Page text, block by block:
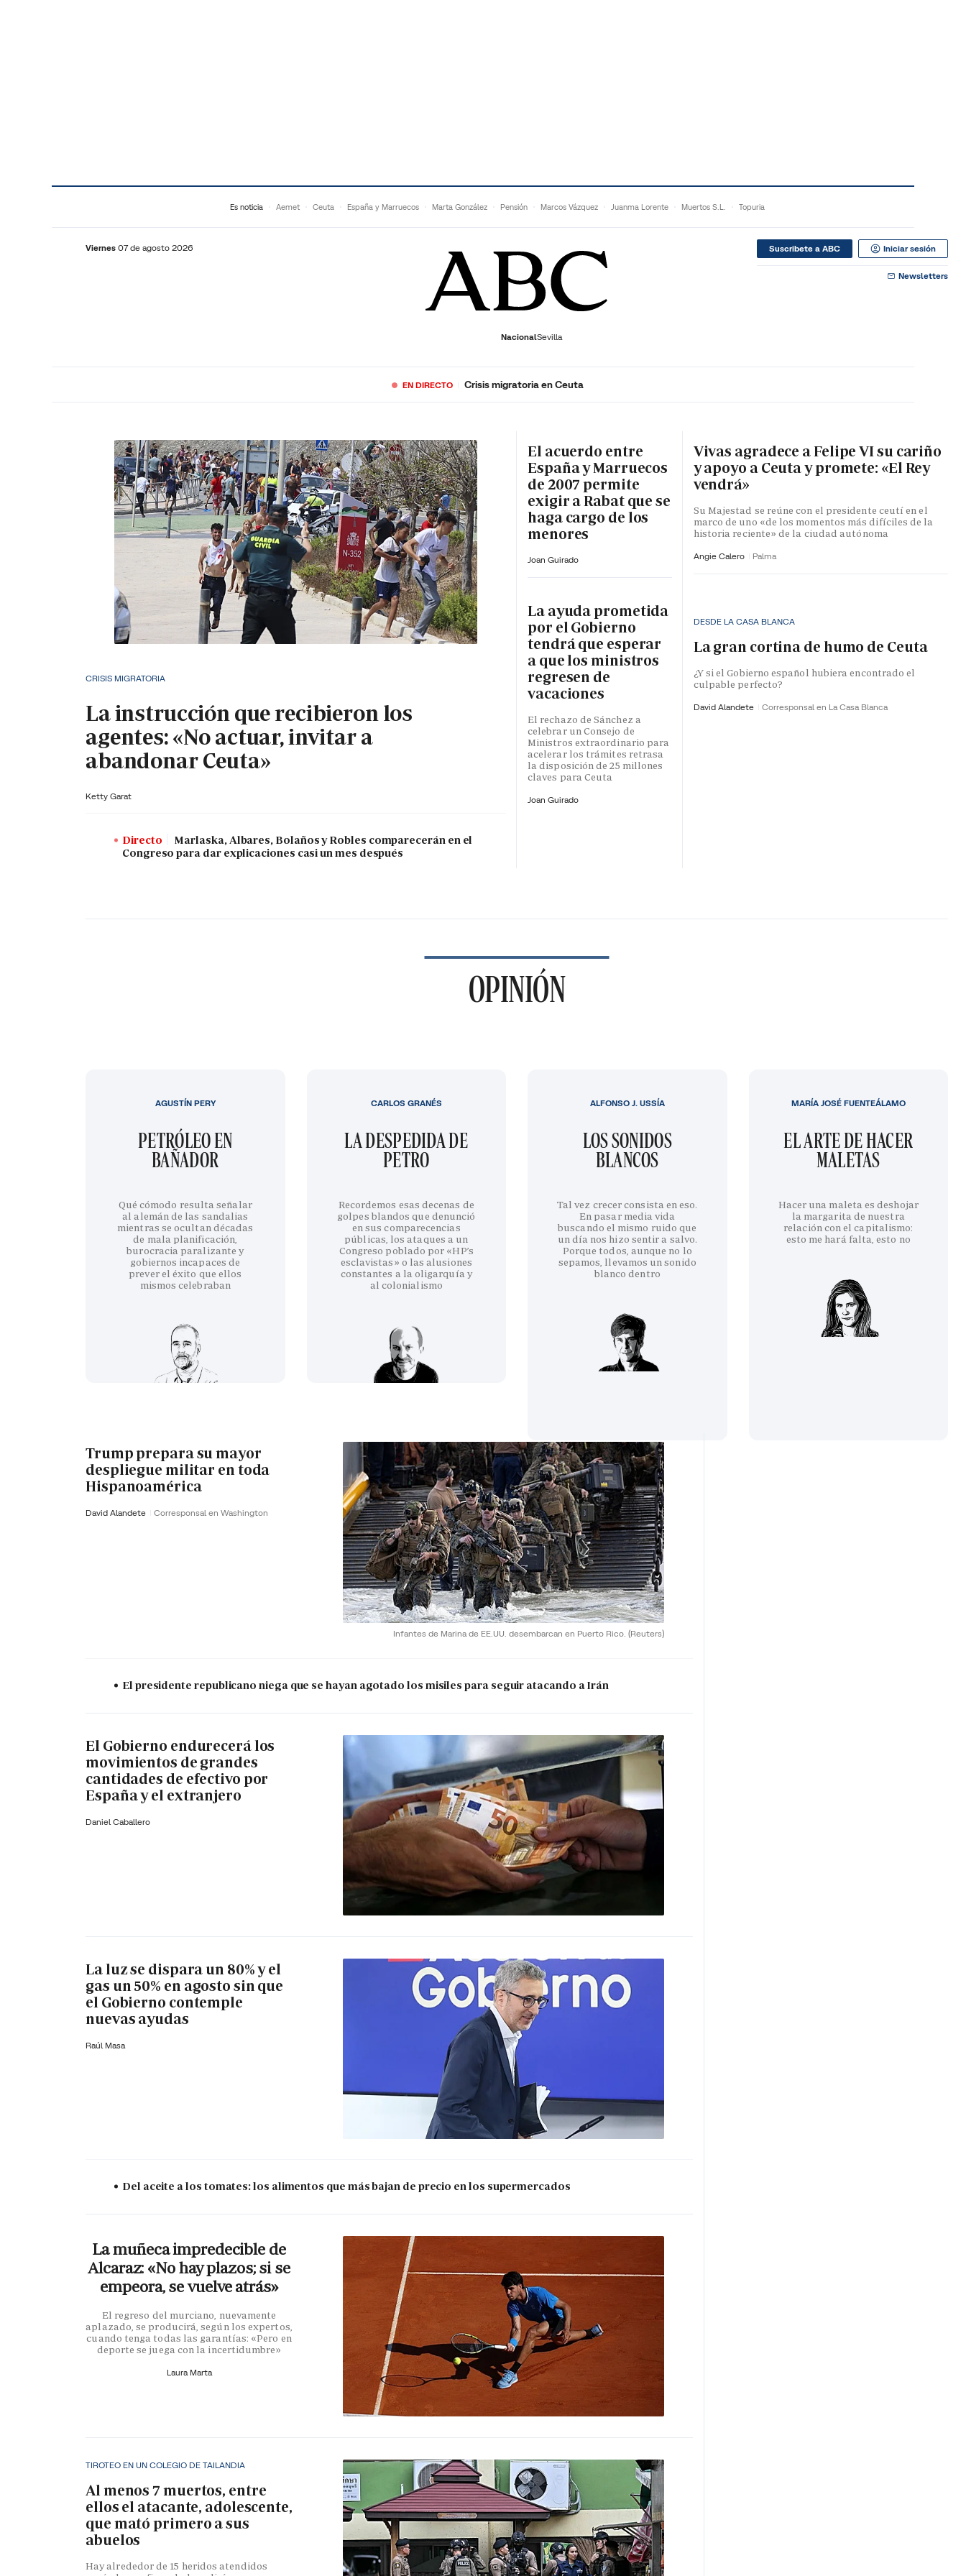
Es noticia Aemet Ceuta España y Marruecos Marta González Pensión Marcos Vázquez Juanma Lorente Muertos S.L. Topuria
Viernes 07 de agosto 2026
NacionalSevilla
Suscribete a ABC Iniciar sesión
Newsletters
ECONOMÍADEPORTES SOCIEDADCULTURAGENTEPLAY
EN DIRECTO Crisis migratoria en Ceuta
CRISIS MIGRATORIA
La instrucción que recibieron los
agentes: «No actuar, invitar a
abandonar Ceuta»
Ketty Garat
Directo
Marlaska, Albares, Bolaños y Robles comparecerán en el
Congreso para dar explicaciones casi un mes después
El acuerdo entre
España y Marruecos
de 2007 permite
exigir a Rabat que se
haga cargo de los
menores
Joan Guirado
La ayuda prometida
por el Gobierno
tendrá que esperar
a que los ministros
regresen de
vacaciones
El rechazo de Sánchez a
celebrar un Consejo de
Ministros extraordinario para
acelerar los trámites retrasa
la disposición de 25 millones
claves para Ceuta
Joan Guirado
Vivas agradece a Felipe VI su cariño
y apoyo a Ceuta y promete: «El Rey
vendrá»
Su Majestad se reúne con el presidente ceutí en el
marco de uno «de los momentos más difíciles de la
historia reciente» de la ciudad autónoma
Angie Calero Palma
DESDE LA CASA BLANCA
La gran cortina de humo de Ceuta
¿Y si el Gobierno español hubiera encontrado el
culpable perfecto?
David Alandete Corresponsal en La Casa Blanca
OPINIÓN
PETRÓLEO EN
BAÑADOR
Qué cómodo resulta señalar
al alemán de las sandalias
mientras se ocultan décadas
de mala planificación,
burocracia paralizante y
gobiernos incapaces de
prever el éxito que ellos
mismos celebraban
AGUSTÍN PERY
LA DESPEDIDA DE
PETRO
Recordemos esas decenas de
golpes blandos que denunció
en sus comparecencias
públicas, los ataques a un
Congreso poblado por «HP’s
esclavistas» o las alusiones
constantes a la oligarquía y
al colonialismo
CARLOS GRANÉS
LOS SONIDOS
BLANCOS
Tal vez crecer consista en eso.
En pasar media vida
buscando el mismo ruido que
un día nos hizo sentir a salvo.
Porque todos, aunque no lo
sepamos, llevamos un sonido
blanco dentro
ALFONSO J. USSÍA
EL ARTE DE HACER
MALETAS
Hacer una maleta es deshojar
la margarita de nuestra
relación con el capitalismo:
esto me hará falta, esto no
MARÍA JOSÉ FUENTEÁLAMO
Infantes de Marina de EE.UU. desembarcan en Puerto Rico. (Reuters)
Trump prepara su mayor
despliegue militar en toda
Hispanoamérica
David Alandete Corresponsal en Washington
El presidente republicano niega que se hayan agotado los misiles para seguir atacando a Irán
El Gobierno endurecerá los
movimientos de grandes
cantidades de efectivo por
España y el extranjero
Daniel Caballero
La luz se dispara un 80% y el
gas un 50% en agosto sin que
el Gobierno contemple
nuevas ayudas
Raúl Masa
Del aceite a los tomates: los alimentos que más bajan de precio en los supermercados
La muñeca impredecible de
Alcaraz: «No hay plazos; si se
empeora, se vuelve atrás»
El regreso del murciano, nuevamente
aplazado, se producirá, según los expertos,
cuando tenga todas las garantías: «Pero en
deporte se juega con la incertidumbre»
Laura Marta
TIROTEO EN UN COLEGIO DE TAILANDIA
Al menos 7 muertos, entre
ellos el atacante, adolescente,
que mató primero a sus
abuelos
Hay alrededor de 15 heridos atendidos